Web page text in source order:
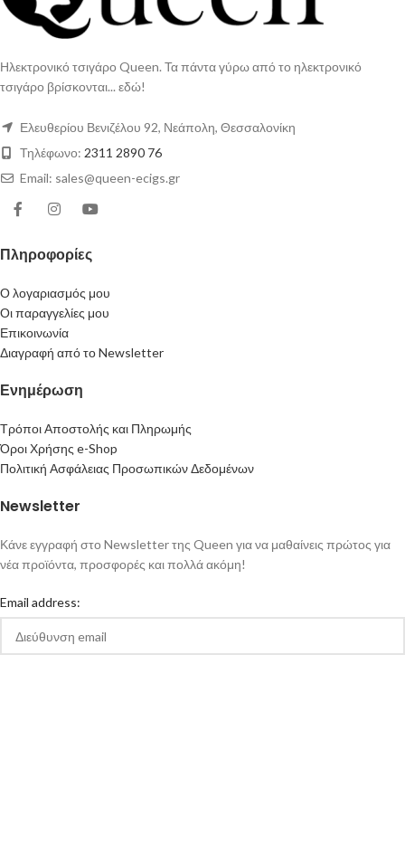
Ηλεκτρονικό τσιγάρο Queen. Τα πάντα γύρω από το ηλεκτρονικό
τσιγάρο βρίσκονται... εδώ!
Ελευθερίου Βενιζέλου 92, Νεάπολη, Θεσσαλονίκη
Τηλέφωνο: 2311 2890 76
Email: sales@queen-ecigs.gr
Πληροφορίες
Ο λογαριασμός μου
Οι παραγγελίες μου
Επικοινωνία
Διαγραφή από το Newsletter
Ενημέρωση
Τρόποι Αποστολής και Πληρωμής
Όροι Χρήσης e-Shop
Πολιτική Ασφάλειας Προσωπικών Δεδομένων
Newsletter
Κάνε εγγραφή στο Newsletter της Queen για να μαθαίνεις πρώτος για
νέα προϊόντα, προσφορές και πολλά ακόμη!
Email address: